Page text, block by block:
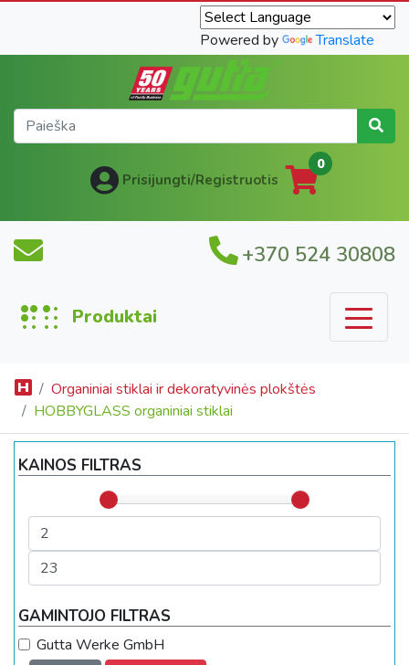
Powered by Translate
Prisijungti/Registruotis
0
+370 524 30808
Produktai
Organiniai stiklai ir dekoratyvinės plokštės
HOBBYGLASS organiniai stiklai
KAINOS FILTRAS
GAMINTOJO FILTRAS
Gutta Werke GmbH